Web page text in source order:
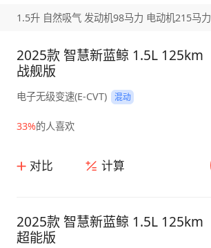
1.5升 自然吸气 发动机98马力 电动机215马力
2025款 智慧新蓝鲸 1.5L 125km
战舰版
电子无级变速(E-CVT) 混动
33%的人喜欢
对比 计算
2025款 智慧新蓝鲸 1.5L 125km
超能版